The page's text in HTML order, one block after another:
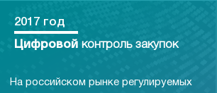
2017 год
Цифровой контроль закупок
На российском рынке регулируемых